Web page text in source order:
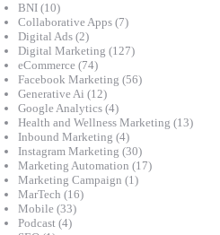
BNI(10)
Collaborative Apps(7)
Digital Ads(2)
Digital Marketing (127)
eCommerce(74)
Facebook Marketing (56)
Generative Ai (12)
Google Analytics(4)
Health and Wellness Marketing (13)
Inbound Marketing (4)
Instagram Marketing (30)
Marketing Automation (17)
Marketing Campaign (1)
MarTech (16)
Mobile(33)
Podcast(4)